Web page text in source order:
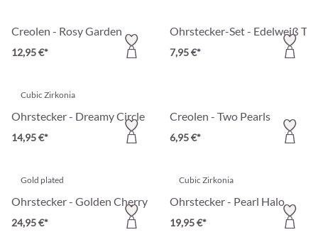
Creolen - Rosy Garden
12,95 €*
Ohrstecker-Set - Edelweiß
7,95 €*
Cubic Zirkonia
Ohrstecker - Dreamy Circle
14,95 €*
Creolen - Two Pearls
6,95 €*
Gold plated
Ohrstecker - Golden Cherry
24,95 €*
Cubic Zirkonia
Ohrstecker - Pearl Halo
19,95 €*